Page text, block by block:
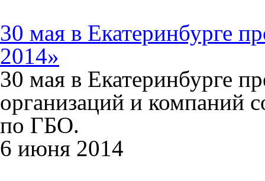
30 мая в Екатеринбурге
2014»
30 мая в Екатеринбурге
организаций и компаний
по ГБО.
6 июня 2014